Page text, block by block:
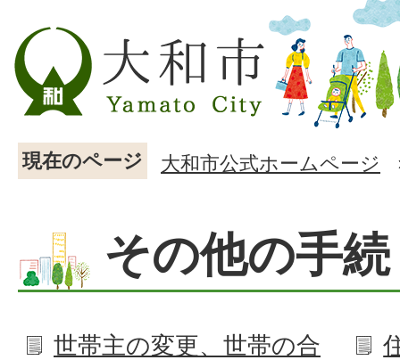
現在のページ 大和市公式ホームページ
その他の手続
世帯主の変更、世帯の合